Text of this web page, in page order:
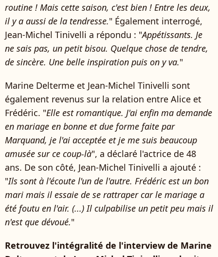
routine ! Mais cette saison, c'est bien ! Entre les deux,
il y a aussi de la tendresse." Également interrogé,
Jean-Michel Tinivelli a répondu : "Appétissants. Je
ne sais pas, un petit bisou. Quelque chose de tendre,
de sincère. Une belle inspiration puis on y va."
Marine Delterme et Jean-Michel Tinivelli sont
également revenus sur la relation entre Alice et
Frédéric. "Elle est romantique. J'ai enfin ma demande
en mariage en bonne et due forme faite par
Marquand, je l'ai acceptée et je me suis beaucoup
amusée sur ce coup-là", a déclaré l'actrice de 48
ans. De son côté, Jean-Michel Tinivelli a ajouté :
"Ils sont à l'écoute l'un de l'autre. Frédéric est un bon
mari mais il essaie de se rattraper car le mariage a
été foutu en l'air. (...) Il culpabilise un petit peu mais il
n'est que dévoué."
Retrouvez l'intégralité de l'interview de Marine